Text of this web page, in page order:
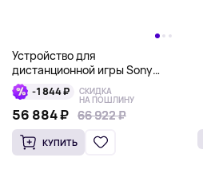
Устройство для
дистанционной игры Sony
PlayStation Portal 30th
Anniversary Limited Edition,
серый
-1 844 ₽ СКИДКА
НА ПОШЛИНУ
66 922 ₽
56 884 ₽ 66 922 ₽
КУПИТЬ